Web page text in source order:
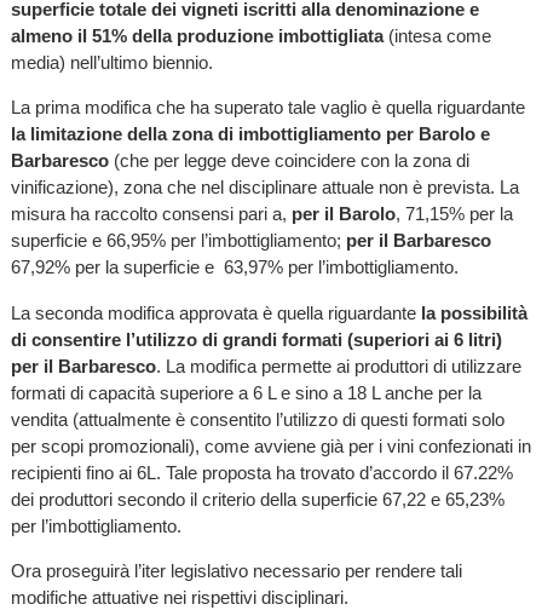
superficie totale dei vigneti iscritti alla denominazione e
almeno il 51% della produzione imbottigliata(intesa come
media) nell’ultimo biennio.
La prima modifica che ha superato tale vaglio è quella riguardante
la limitazione della zona di imbottigliamento per Barolo e
Barbaresco(che per legge deve coincidere con la zona di
vinificazione), zona che nel disciplinare attuale non è prevista. La
misura ha raccolto consensi pari a, per il Barolo, 71,15% per la
superficie e 66,95% per l’imbottigliamento; per il Barbaresco
67,92% per la superficie e 63,97% per l’imbottigliamento.
La seconda modifica approvata è quella riguardante la possibilità
di consentire l’utilizzo di grandi formati (superiori ai 6 litri)
per il Barbaresco. La modifica permette ai produttori di utilizzare
formati di capacità superiore a 6 L e sino a 18 L anche per la
vendita (attualmente è consentito l’utilizzo di questi formati solo
per scopi promozionali), come avviene già per i vini confezionati in
recipienti fino ai 6L. Tale proposta ha trovato d’accordo il 67.22%
dei produttori secondo il criterio della superficie 67,22 e 65,23%
per l’imbottigliamento.
Ora proseguirà l’iter legislativo necessario per rendere tali
modifiche attuative nei rispettivi disciplinari.